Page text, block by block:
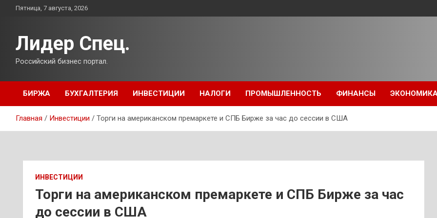
ПерейтиПятница, 7 августа, 2026
Лидер Спец.
Российский бизнес портал.
БИРЖА БУХГАЛТЕРИЯ ИНВЕСТИЦИИ НАЛОГИ ПРОМЫШЛЕННОСТЬ ФИНАНСЫ
Главная Инвестиции Торги на американском премаркете и СПБ Бирже за час до сессии в США
ИНВЕСТИЦИИ
Торги на американском премаркете и СПБ Бирже за час
до сессии в США